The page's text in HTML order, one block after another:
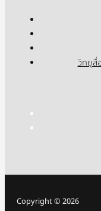
วิทยุสื่
Copyright © 2026